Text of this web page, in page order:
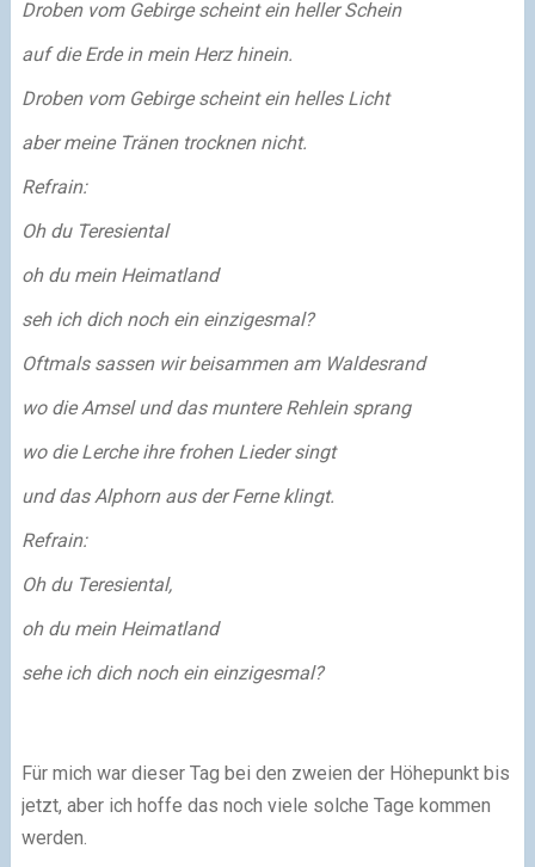
Droben vom Gebirge scheint ein heller Schein
auf die Erde in mein Herz hinein.
Droben vom Gebirge scheint ein helles Licht
aber meine Tränen trocknen nicht.
Refrain:
Oh du Teresiental
oh du mein Heimatland
seh ich dich noch ein einzigesmal?
Oftmals sassen wir beisammen am Waldesrand
wo die Amsel und das muntere Rehlein sprang
wo die Lerche ihre frohen Lieder singt
und das Alphorn aus der Ferne klingt.
Refrain:
Oh du Teresiental,
oh du mein Heimatland
sehe ich dich noch ein einzigesmal?
Für mich war dieser Tag bei den zweien der Höhepunkt bis
jetzt, aber ich hoffe das noch viele solche Tage kommen
werden.